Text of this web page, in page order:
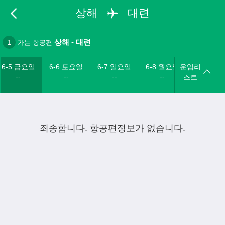
상해 대련
1 가는 항공편 상해 -대련
6-5 금요일
--
6-6 토요일
--
6-7 일요일
--
6-8 월요일
--
운임리
스트
죄송합니다. 항공편정보가 없습니다.